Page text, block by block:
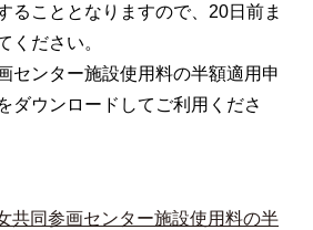
ることとなりますので、20日前ま
ください。
センター施設使用料の半額適用申
ダウンロードしてご利用くださ
共同参画センター施設使用料の半